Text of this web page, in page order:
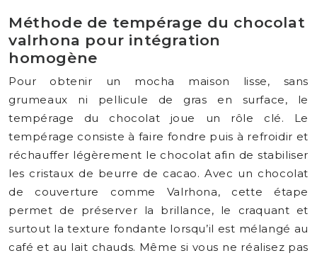
Méthode de tempérage du chocolat
valrhona pour intégration
homogène
Pour obtenir un mocha maison lisse, sans
grumeaux ni pellicule de gras en surface, le
tempérage du chocolat joue un rôle clé. Le
tempérage consiste à faire fondre puis à refroidir et
réchauffer légèrement le chocolat afin de stabiliser
les cristaux de beurre de cacao. Avec un chocolat
de couverture comme Valrhona, cette étape
permet de préserver la brillance, le craquant et
surtout la texture fondante lorsqu’il est mélangé au
café et au lait chauds. Même si vous ne réalisez pas